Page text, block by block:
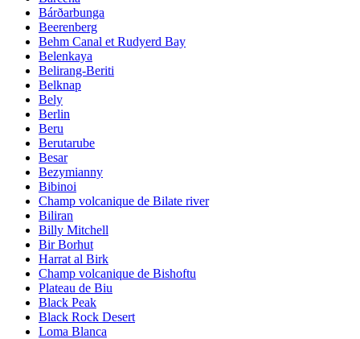
Bárðarbunga
Beerenberg
Behm Canal et Rudyerd Bay
Belenkaya
Belirang-Beriti
Belknap
Bely
Berlin
Beru
Berutarube
Besar
Bezymianny
Bibinoi
Champ volcanique de Bilate river
Biliran
Billy Mitchell
Bir Borhut
Harrat al Birk
Champ volcanique de Bishoftu
Plateau de Biu
Black Peak
Black Rock Desert
Loma Blanca